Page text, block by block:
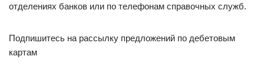
отделениях банков или по телефонам справочных служб.
Подпишитесь на рассылку предложений по дебетовым
картам